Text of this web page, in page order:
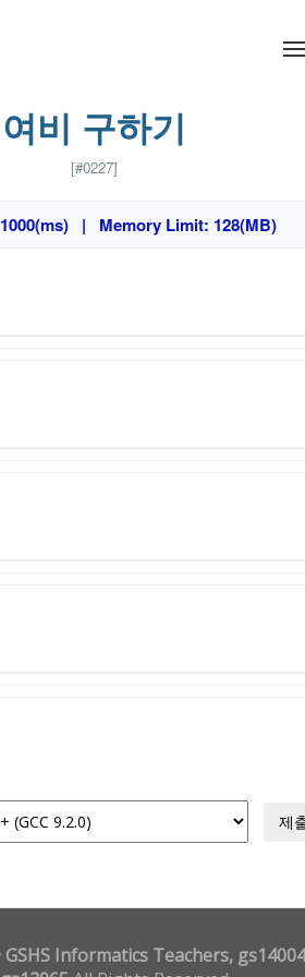
여비 구하기
[#0227]
| Memory Limit: 128(MB)
제
Informatics Teachers,